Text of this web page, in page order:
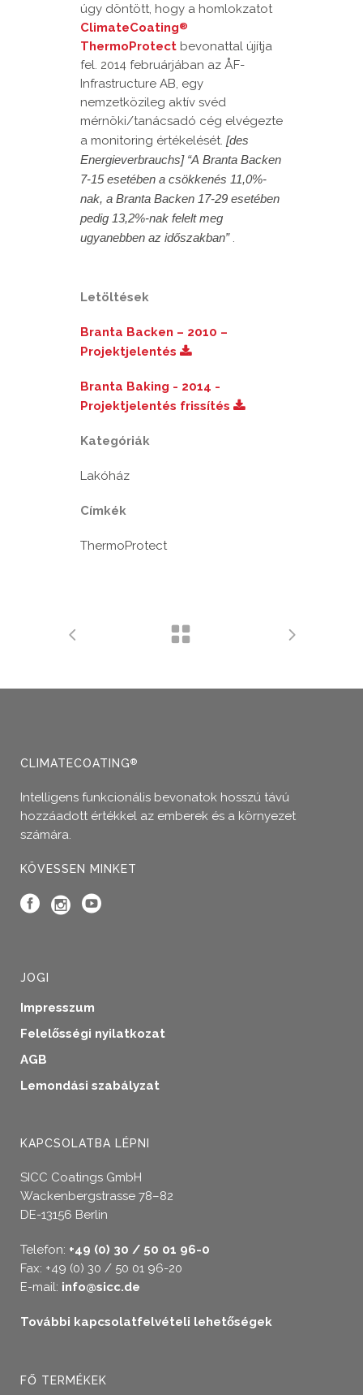
úgy döntött, hogy a homlokzatot
ClimateCoating®
ThermoProtect bevonattal újítja
fel. 2014 februárjában az ÅF-
Infrastructure AB, egy
nemzetközileg aktív svéd
mérnöki/tanácsadó cég elvégezte
a monitoring értékelését. [des
Energieverbrauchs] “A Branta Backen
7-15 esetében a csökkenés 11,0%-
nak, a Branta Backen 17-29 esetében
pedig 13,2%-nak felelt meg
ugyanebben az időszakban” .
Letöltések
Branta Backen – 2010 –
Projektjelentés
Branta Baking - 2014 -
Projektjelentés frissítés
Kategóriák
Lakóház
Címkék
ThermoProtect
CLIMATECOATING®
Intelligens funkcionális bevonatok hosszú távú
hozzáadott értékkel az emberek és a környezet
számára.
KÖVESSEN MINKET
JOGI
Impresszum
Felelősségi nyilatkozat
AGB
Lemondási szabályzat
KAPCSOLATBA LÉPNI
SICC Coatings GmbH
Wackenbergstrasse 78–82
DE-13156 Berlin
Telefon: +49 (0) 30 / 50 01 96-0
Fax: +49 (0) 30 / 50 01 96-20
E-mail: info@sicc.de
További kapcsolatfelvételi lehetőségek
FŐ TERMÉKEK